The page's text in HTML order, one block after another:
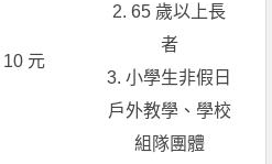
10 元
2. 65 歲以上長
者
3. 小學生非假日
戶外教學、學校
組隊團體